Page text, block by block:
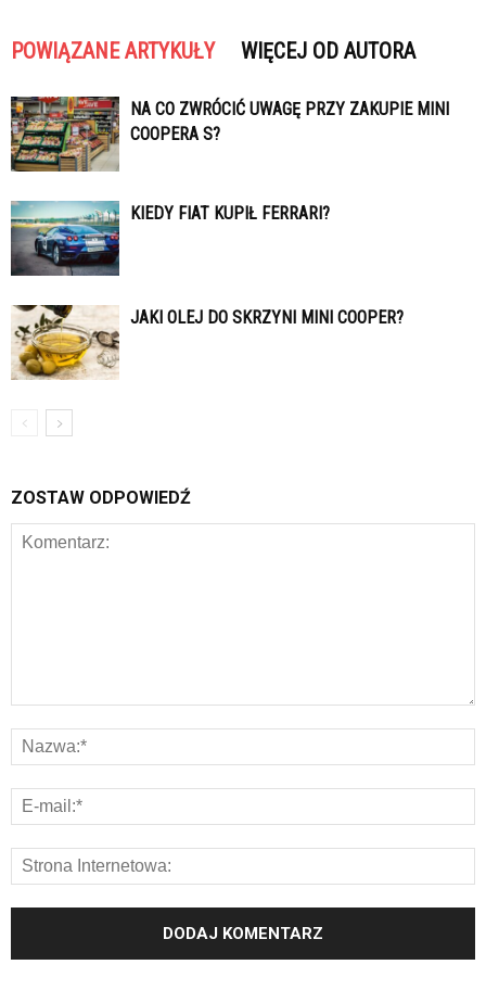
POWIĄZANE ARTYKUŁY WIĘCEJ OD AUTORA
NA CO ZWRÓCIĆ UWAGĘ PRZY ZAKUPIE MINI
COOPERA S?
KIEDY FIAT KUPIŁ FERRARI?
JAKI OLEJ DO SKRZYNI MINI COOPER?
ZOSTAW ODPOWIEDŹ